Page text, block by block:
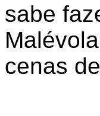
sabe
cenas